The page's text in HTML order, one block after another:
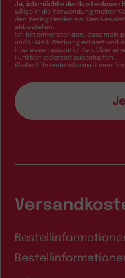
Ja, ich möchte den kostenlosen
willige in die Verwendung meiner
den Verlag Herder ein. Den
abbestellen.
Ich bin einverstanden, dass mein
und E-Mail-Werbung erfasst und
Interessen auszurichten. Über
Funktion jederzeit ausschalten.
Weiterführende Informationen